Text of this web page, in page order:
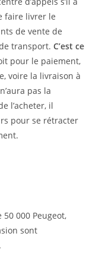
faire livrer le
de vente de
de transport.C’est ce
pour le paiement,
voire la livraison à
pas la
l’acheter, il
pour se rétracter
000 Peugeot,
sont